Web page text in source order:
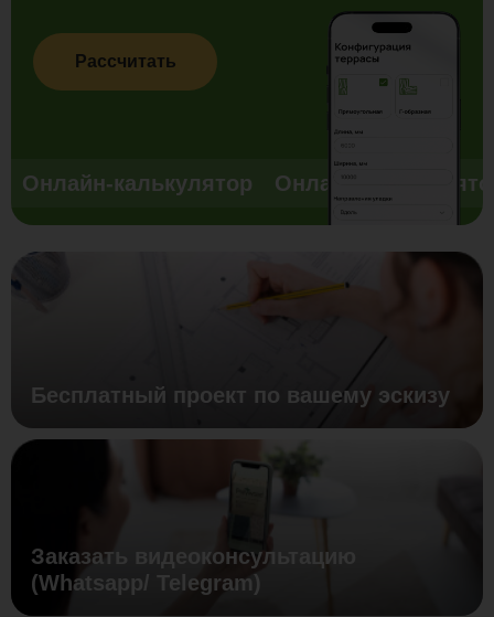
Рассчитать
Онлайн-калькулятор Онлайн-
Бесплатный проект по вашему эскизу
Заказать видеоконсультацию
(Whatsapp/ Telegram)